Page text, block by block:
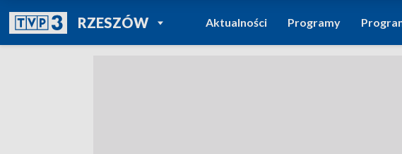
RZESZÓWPOWRÓT DO
TVP REGIONY
Aktualności Programy